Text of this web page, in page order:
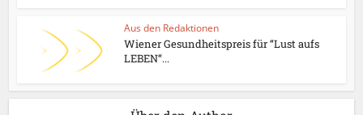
Aus den Redaktionen
Wiener Gesundheitspreis für “Lust aufs
LEBEN“...